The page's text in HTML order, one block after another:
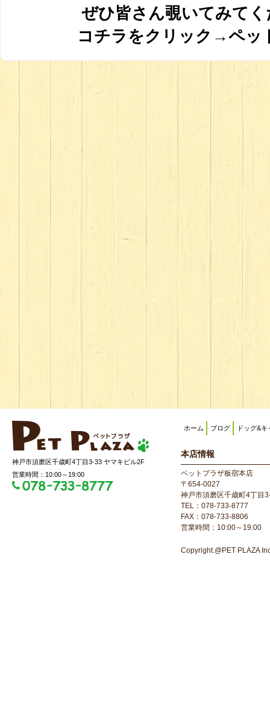
ぜひ皆さん覗いてみてく
コチラをクリック→ペッ
神戸市須磨区千歳町4丁目3-33 ヤマキビル2F
営業時間：10:00～19:00
ホーム ブログ ドッグ&キ
本店情報
ペットプラザ板宿本店
〒654-0027
神戸市須磨区千歳町4丁目
TEL：078-733-8777
FAX：078-733-8806
営業時間：10:00～19:00
Copyright.@PET PLAZA